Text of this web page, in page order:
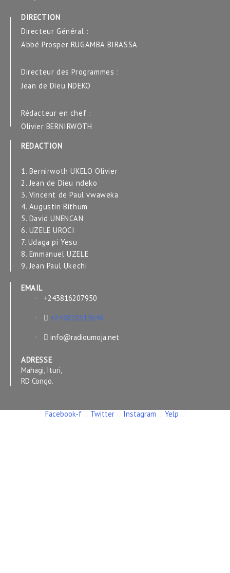
DIRECTION
Directeur Général :
Abbé Prosper RUGAMBA BIRASSA
Directeur des Programmes :
Jean de Dieu NDEKO
Rédacteur en chef :
Olivier BERNIRWOTH
REDACTION
1. Bernirwoth UKELO Olivier
2. Jean de Dieu ndeko
3. Vincent de Paul vwaweka
4. Augustin Bithum
5. David UNENCAN
6. UZELE UROCI
7. Udaga pi Yesu
8. Emmanuel UZELE
9. Jean Paul Ukechi
EMAIL
+243816207950
+243810519646
info@radioumoja.net
ADRESSE
Mahagi, Ituri,
RD Congo.
Facebook-f Twitter Instagram Yelp